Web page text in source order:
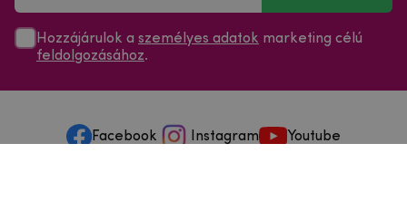
Hozzájárulok a személyes adatok marketing célú
feldolgozásához.
Facebook Instagram Youtube